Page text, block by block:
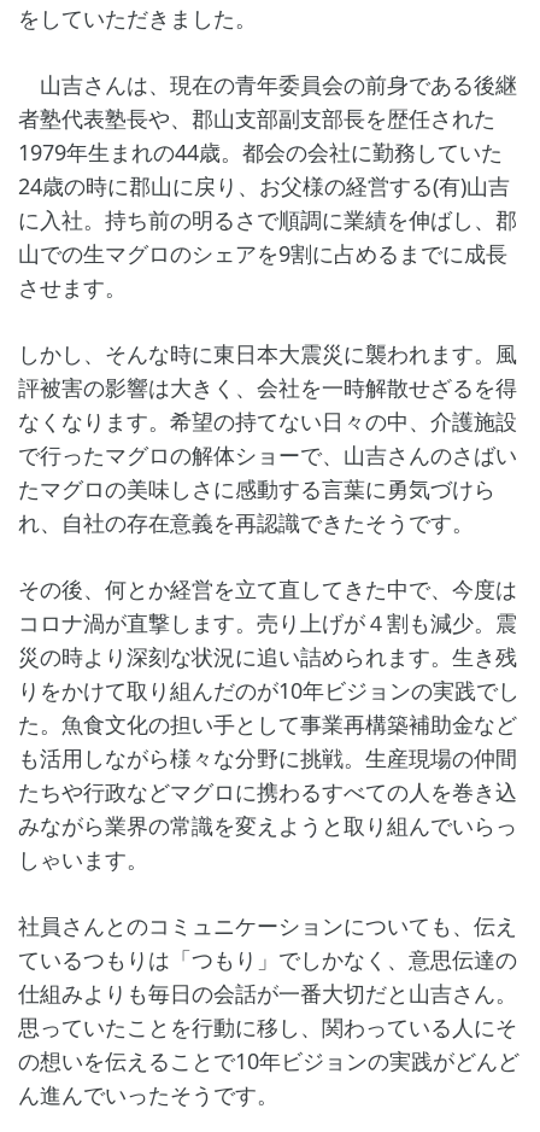
をしていただきました。
山吉さんは、現在の青年委員会の前身である後継
者塾代表塾長や、郡山支部副支部長を歴任された
1979年生まれの44歳。都会の会社に勤務していた
24歳の時に郡山に戻り、お父様の経営する(有)山吉
に入社。持ち前の明るさで順調に業績を伸ばし、郡
山での生マグロのシェアを9割に占めるまでに成長
させます。
しかし、そんな時に東日本大震災に襲われます。風
評被害の影響は大きく、会社を一時解散せざるを得
なくなります。希望の持てない日々の中、介護施設
で行ったマグロの解体ショーで、山吉さんのさばい
たマグロの美味しさに感動する言葉に勇気づけら
れ、自社の存在意義を再認識できたそうです。
その後、何とか経営を立て直してきた中で、今度は
コロナ渦が直撃します。売り上げが４割も減少。震
災の時より深刻な状況に追い詰められます。生き残
りをかけて取り組んだのが10年ビジョンの実践でし
た。魚食文化の担い手として事業再構築補助金など
も活用しながら様々な分野に挑戦。生産現場の仲間
たちや行政などマグロに携わるすべての人を巻き込
みながら業界の常識を変えようと取り組んでいらっ
しゃいます。
社員さんとのコミュニケーションについても、伝え
ているつもりは「つもり」でしかなく、意思伝達の
仕組みよりも毎日の会話が一番大切だと山吉さん。
思っていたことを行動に移し、関わっている人にそ
の想いを伝えることで10年ビジョンの実践がどんど
ん進んでいったそうです。